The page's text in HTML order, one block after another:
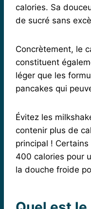
calories. Sa
de sucré sans
Concrètement, le
constituent
léger que les
pancakes qui
Évitez les
contenir plus de
principal !
400 calories pour
la douche froide